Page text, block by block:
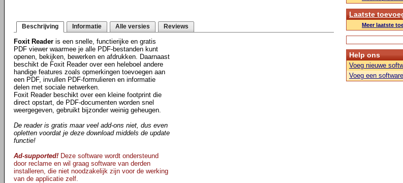
Beschrijving Informatie Alle versies Reviews
Foxit Reader is een snelle, functierijke en gratis
PDF viewer waarmee je alle PDF-bestanden kunt
openen, bekijken, bewerken en afdrukken. Daarnaast
beschikt de Foxit Reader over een heleboel andere
handige features zoals opmerkingen toevoegen aan
een PDF, invullen PDF-formulieren en informatie
delen met sociale netwerken.
Foxit Reader beschikt over een kleine footprint die
direct opstart, de PDF-documenten worden snel
weergegeven, gebruikt bijzonder weinig geheugen.
De reader is gratis maar veel add-ons niet, dus even
opletten voordat je deze download middels de update
functie!
Ad-supported! Deze software wordt ondersteund
door reclame en wil graag software van derden
installeren, die niet noodzakelijk zijn voor de werking
van de applicatie zelf.
Laatste
Meer laatste
Help ons
Voeg nieuwe
Voeg een